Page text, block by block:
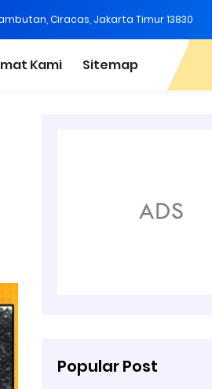
Ciracas, Jakarta Timur 13830
Kami Sitemap
Popular Post